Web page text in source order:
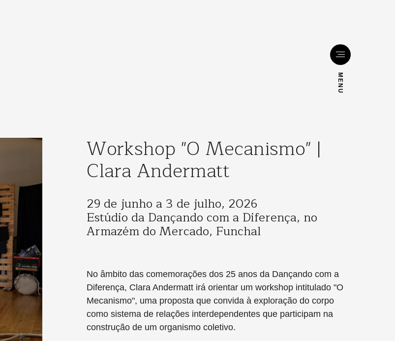
MENU
Workshop "O Mecanismo" |
Clara Andermatt
29 de junho a 3 de julho, 2026
Estúdio da Dançando com a Diferença, no
Armazém do Mercado, Funchal
No âmbito das comemorações dos 25 anos da Dançando com a
Diferença, Clara Andermatt irá orientar um workshop intitulado "O
Mecanismo", uma proposta que convida à exploração do corpo
como sistema de relações interdependentes que participam na
construção de um organismo coletivo.